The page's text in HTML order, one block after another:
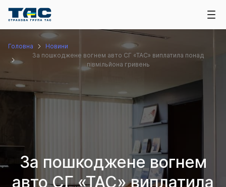
Головна
Новини
За пошкоджене вогнем авто СГ «ТАС» виплатила понад
півмільйона гривень
За пошкоджене вогнем
авто СГ «ТАС» виплатила